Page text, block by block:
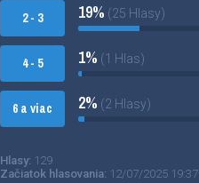
2 - 3
4 - 5
6 a viac
19% (25 Hlasy)
1% (1 Hlas)
2% (2 Hlasy)
Hlasy: 129
Začiatok hlasovania: 12/07/2025 19:37